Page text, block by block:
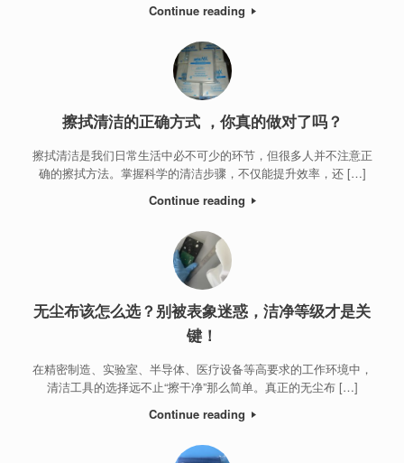
Continue reading
擦拭清洁的正确方式 ，你真的做对了吗？
擦拭清洁是我们日常生活中必不可少的环节，但很多人并不注意正
确的擦拭方法。掌握科学的清洁步骤，不仅能提升效率，还 […]
Continue reading
无尘布该怎么选？别被表象迷惑，洁净等级才是关
键！
在精密制造、实验室、半导体、医疗设备等高要求的工作环境中，
清洁工具的选择远不止“擦干净”那么简单。真正的无尘布 […]
Continue reading